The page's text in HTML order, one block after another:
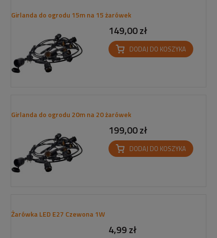
Girlanda do ogrodu 15m na 15 żarówek
149,00 zł
DODAJ DO KOSZYKA
Girlanda do ogrodu 20m na 20 żarówek
199,00 zł
DODAJ DO KOSZYKA
Żarówka LED E27 Czewona 1W
4,99 zł